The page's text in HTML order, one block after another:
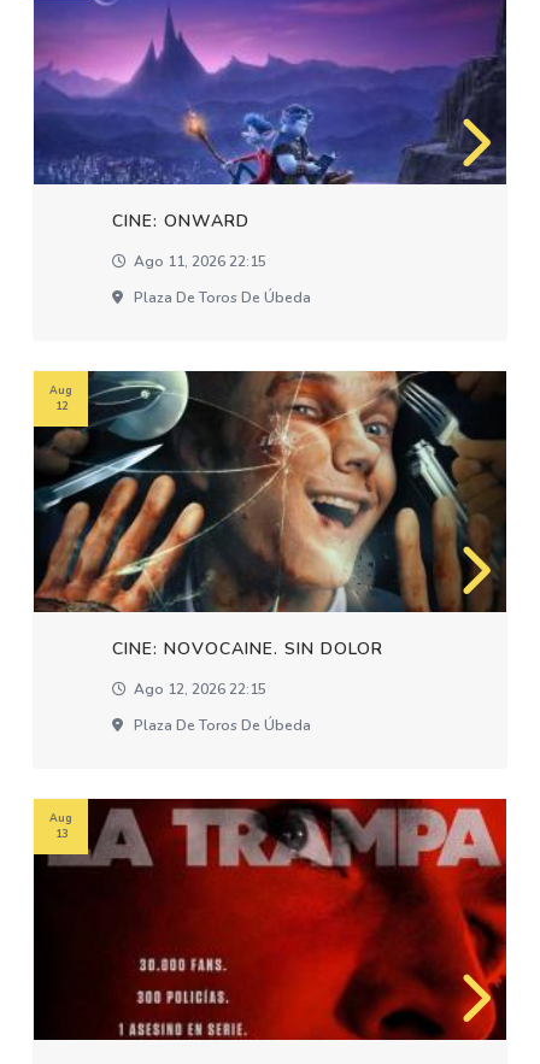
CINE: ONWARD
Ago 11, 2026 22:15
Plaza De Toros De Úbeda
CINE: NOVOCAINE. SIN DOLOR
Ago 12, 2026 22:15
Plaza De Toros De Úbeda
Aug
12
Aug
13